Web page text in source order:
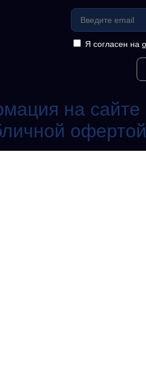
Я согласен на
на сайте